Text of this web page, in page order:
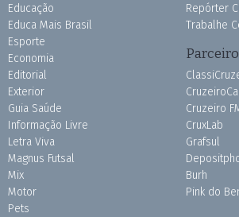
Educação
Educa Mais Brasil
Esporte
Economia
Editorial
Exterior
Guia Saúde
Informação Livre
Letra Viva
Magnus Futsal
Mix
Motor
Pets
Repórter
Trabalhe
Cruzeiro
CruxLab
Grafsul
Burh
Pink do